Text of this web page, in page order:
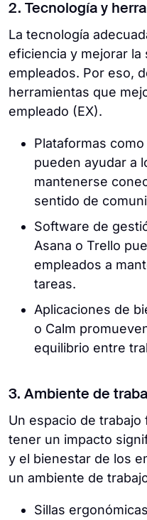
2. Tecnología y
La tecnología
eficiencia y mejorar
empleados. Por eso,
herramientas que
empleado (EX).
Plataformas
pueden ayudar a
mantenerse
sentido de
Software de
Asana o Trello
empleados a
tareas.
Aplicaciones de
o Calm
equilibrio entre
3. Ambiente de
Un espacio de
tener un impacto
y el bienestar de los
un ambiente de
Sillas